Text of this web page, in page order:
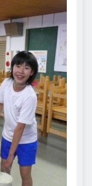
Fetch?
Them!
I Need to